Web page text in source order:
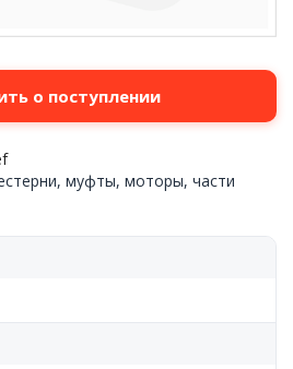
о поступлении
муфты, моторы, части